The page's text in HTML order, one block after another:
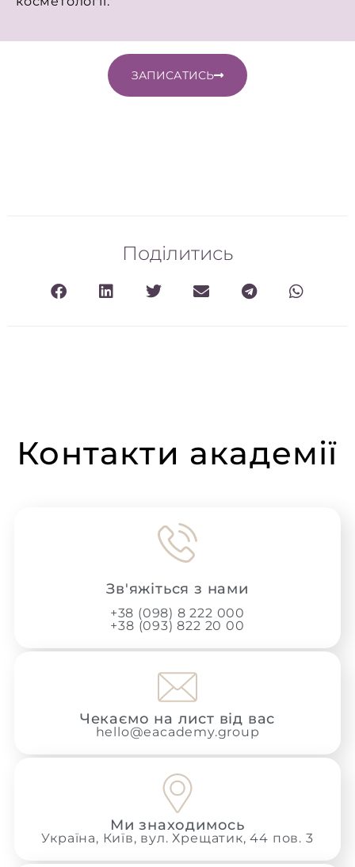
ЗАПИСАТИСЬ
Поділитись
Контакти академії
Зв'яжіться з нами
+38 (098) 8 222 000
+38 (093) 822 20 00
Чекаємо на лист від вас
hello@eacademy.group
Ми знаходимось
Україна, Київ, вул. Хрещатик, 44 пов. 3